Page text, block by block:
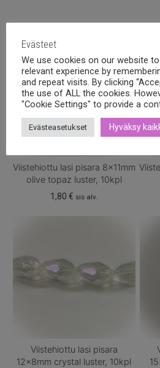
Viistehiottu lasi pisara 8x11mm
olive topaz luster, 10kpl
1,80€ sis alv.
Viistehiottu lasi pisara
12x8mm crystal luster, 10kpl
Evästeet
We use cookies on our website
relevant experience by
and repeat visits. By clicking
the use of ALL the cookies.
"Cookie Settings" to provide a
Evästeasetukset Hyväksy